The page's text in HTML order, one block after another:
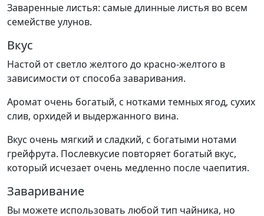
Заваренные листья: самые длинные листья во всем
семействе улунов.
Вкус
Настой от светло желтого до красно-желтого в
зависимости от способа заваривания.
Аромат очень богатый, с нотками темных ягод, сухих
слив, орхидей и выдержанного вина.
Вкус очень мягкий и сладкий, с богатыми нотами
грейфрута. Послевкусие повторяет богатый вкус,
который исчезает очень медленно после чаепития.
Заваривание
Вы можете использовать любой тип чайника, но